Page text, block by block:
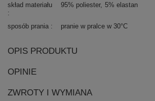
skład materiału 95% poliester 5% elastan
sposób prania pranie w pralce w 30°C
OPIS PRODUKTU
OPINIE
ZWROTY I WYMIANA